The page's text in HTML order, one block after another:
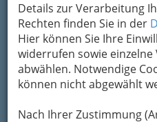
Details zur Verarbeitung
Rechten finden Sie in der
Hier können Sie Ihre
widerrufen sowie
abwählen. Notwendige
können nicht abgewählt
Nach Ihrer Zustimmung
Evelyn Vysher
ursprünglich aus Graz,
des Englisch-Spanisch-
Möglichkeiten in den
Vysher seit jeher, darum
den sie zwei Jahre